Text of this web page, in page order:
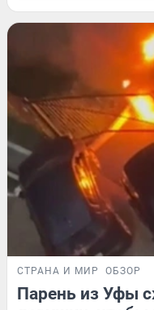
СТРАНА И МИР ОБЗОР
Парень из Уфы